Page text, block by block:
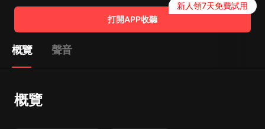
打開APP收聽
新人領7天免費試用
概覽 聲音
概覽